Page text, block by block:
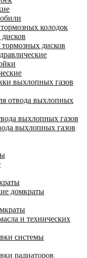
колодок
дисков
выхлопных газов
отвода выхлопных
выхлопных газов
выхлопных газов
домкраты
и технических
системы
радиаторов